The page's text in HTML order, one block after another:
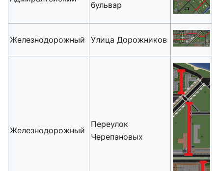
бульвар
Железнодорожный Улица Дорожников
Железнодорожный
Переулок
Черепановых